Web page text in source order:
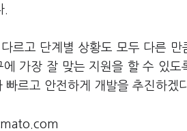
.
르고 단계별 상황도 모두 다른
가장 잘 맞는 지원을 할 수 있
르고 안전하게 개발을 추진하겠